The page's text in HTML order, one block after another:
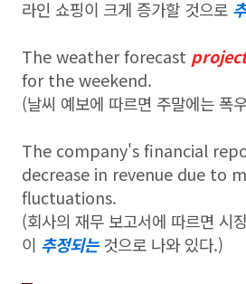
라인 쇼핑이 크게 증가할 것으로
The weather forecast
for the weekend.
(날씨 예보에 따르면 주말에는 폭
The company's financial
decrease in revenue due to
fluctuations.
(회사의 재무 보고서에 따르면 시
이 추정되는것으로 나와 있다.)